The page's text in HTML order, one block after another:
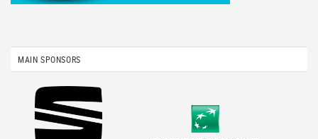
MAIN SPONSORS